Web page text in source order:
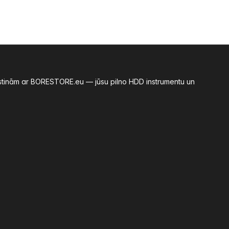
ar BORESTORE.eu — jūsu pilno HDD instrumentu un